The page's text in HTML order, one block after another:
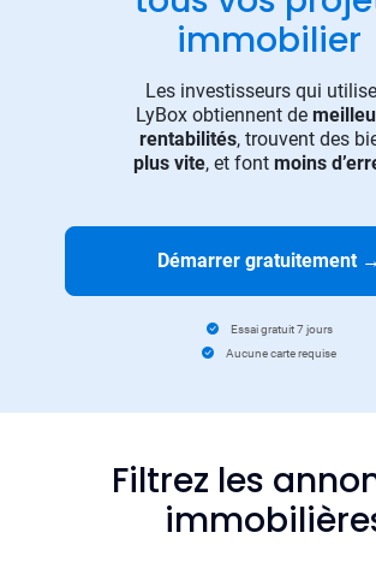
immobilier
Les investisseurs qui
LyBox obtiennent de
rentabilités, trouvent des
plus vite, et font moins
Démarrer gratuitement →
Essai gratuit 7 jours
Aucune carte requise
Filtrez les